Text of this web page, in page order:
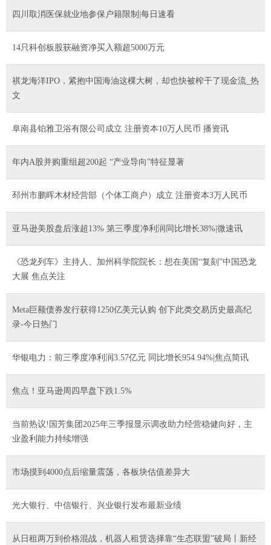
四川取消医保就业地参保户籍限制|每日速看
14只科创板股获融资净买入额超5000万元
祺龙海洋IPO，紧抱中国海油这棵大树，却也快被榨干了现金流_热
文
阜南县铂雅卫浴有限公司成立 注册资本10万人民币 播资讯
年内A股并购重组超200起 “产业导向”特征显著
邳州市鹏晖木材经营部（个体工商户）成立 注册资本3万人民币
亚马逊美股盘后涨超13% 第三季度净利润同比增长38%|微速讯
《恐龙列车》主持人、加州科学院院长：想在美国“复刻”中国恐龙
大展 焦点关注
Meta巨额债券发行获得1250亿美元认购 创下此类交易历史最高纪
录-今日热门
华银电力：前三季度净利润3.57亿元 同比增长954.94%|焦点简讯
焦点！亚马逊周四早盘下跌1.5%
当前热议!国芳集团2025年三季报显示调改助力经营稳健向好，主
业盈利能力持续增强
市场摸到4000点后缩量震荡，各板块估值差异大
光大银行、中信银行、兴业银行发布最新业绩
从日租两万到价格混战，机器人租赁选择靠“生态联盟”破局丨新经